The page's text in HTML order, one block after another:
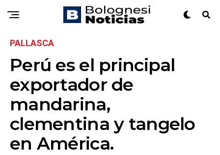
PALLASCA
Perú es el principal
exportador de
mandarina,
clementina y tangelo
en América.